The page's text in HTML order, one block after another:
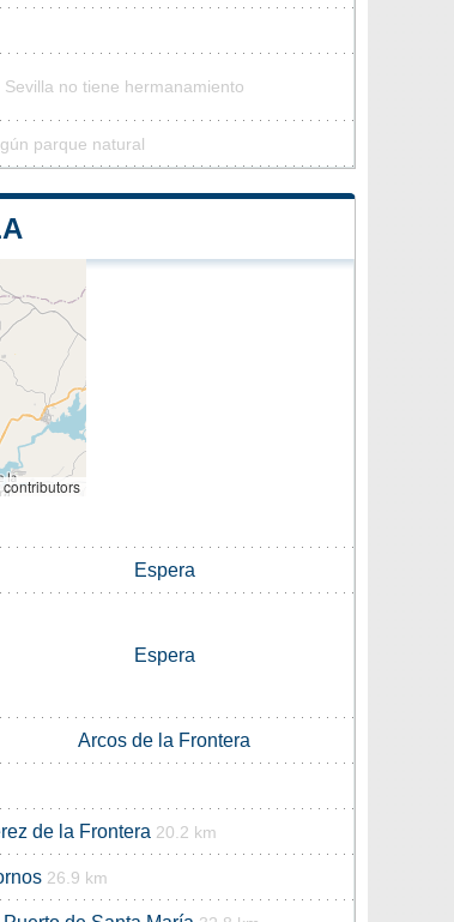
no tiene hermanamiento
parque natural
contributors
Espera
Espera
Arcos de la Frontera
de la Frontera 20.2 km
26.9 km